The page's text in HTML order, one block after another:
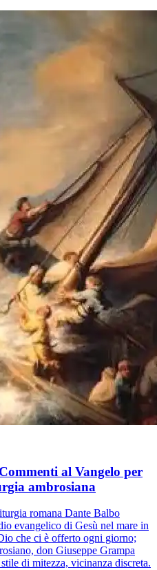
al Vangelo per
ambrosiana
romana Dante Balbo
evangelico di Gesù nel mare in
che ci è offerto ogni giorno;
don Giuseppe Grampa
di mitezza, vicinanza discreta.